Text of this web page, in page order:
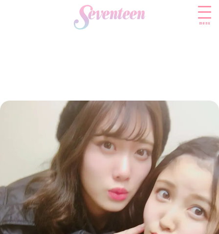
menu
FASHION
ファッションニュース
モデル私服
着痩せ
BEAUTY
ビューティニュース
トレンドメイク
ベストコスメ
ヘアアレンジ・ヘアケア
スキンケア
ボディケア
SCHOOL
スクールニュース
制服コーデ
学校ヘアメイク
勉強・受験・進路
ENTERTAINMENT
エンタメニュース
なにわ男子
K-POP
LIFESTYLE
ライフスタイルニュース
JKランキング・アワード
モデルの購入品
JK TREND
JKトレンドニュース
MODELS